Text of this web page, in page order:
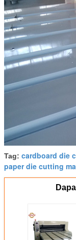
Tag: cardboard die
paper die cutting